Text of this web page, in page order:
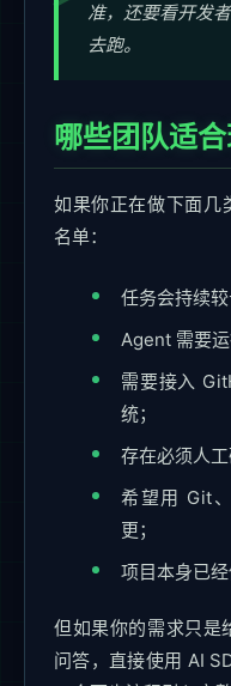
准，还要看开发
去跑。
哪些团队适合
如果你正在做下面几
名单：
任务会持续较
Agent 需要运
需要接入
统；
存在必须人工
希望用 Git
更；
项目本身已
但如果你的需求只是
问答，直接使用 AI